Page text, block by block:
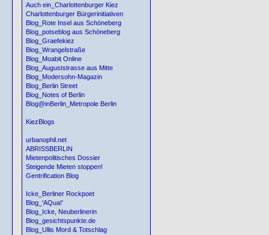
Auch ein_Charlottenburger Kiez
Charlottenburger Bürgerinitiativen
Blog_Rote Insel aus Schöneberg
Blog_potseblog aus Schöneberg
Blog_Graefekiez
Blog_Wrangelstraße
Blog_Moabit Online
Blog_Auguststrasse aus Mitte
Blog_Modersohn-Magazin
Blog_Berlin Street
Blog_Notes of Berlin
Blog@inBerlin_Metropole Berlin
KiezBlogs
urbanophil.net
ABRISSBERLIN
Mietenpolitisches Dossier
Steigende Mieten stoppen!
Gentrification Blog
Icke_Berliner Rockpoet
Blog_'AQua!'
Blog_Icke, Neuberlinerin
Blog_gesichtspunkte.de
Blog_Ullis Mord & Totschlag